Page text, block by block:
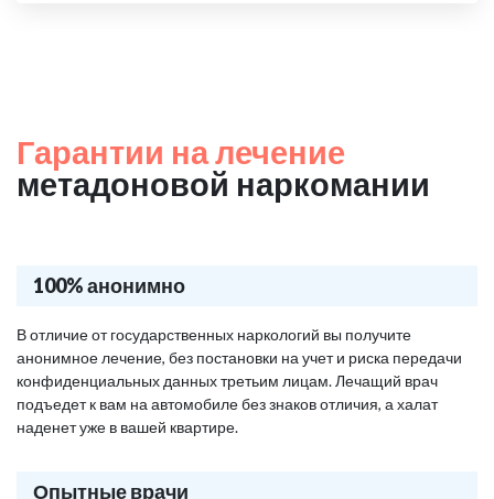
Гарантии на лечение
метадоновой наркомании
100% анонимно
В отличие от государственных наркологий вы получите
анонимное лечение, без постановки на учет и риска передачи
конфиденциальных данных третьим лицам. Лечащий врач
подъедет к вам на автомобиле без знаков отличия, а халат
наденет уже в вашей квартире.
Опытные врачи